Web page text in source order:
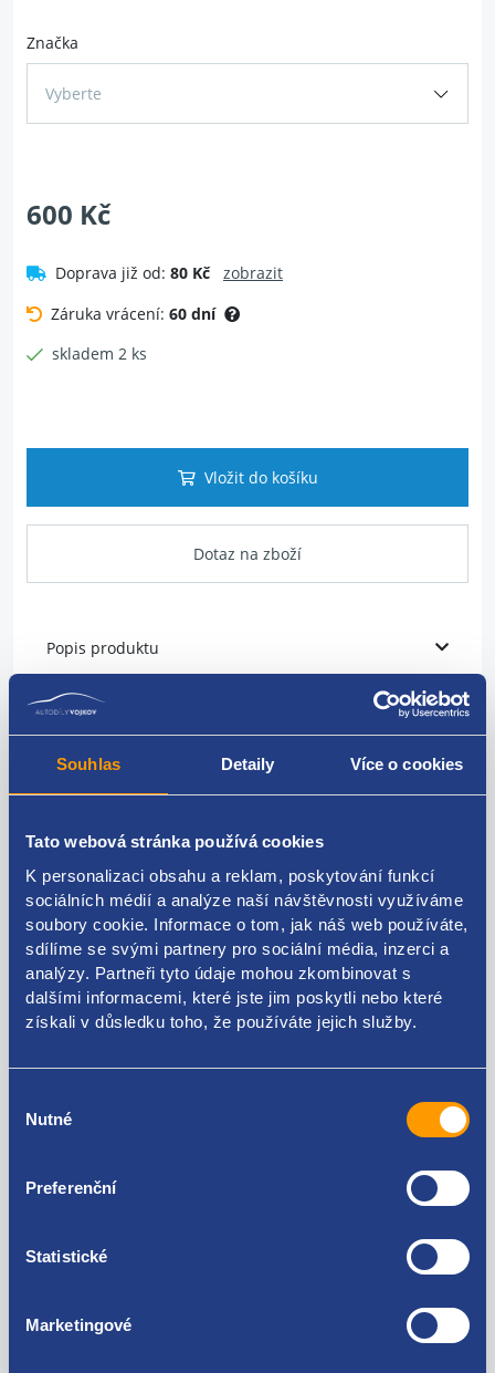
Souhlas Detaily Více o cookies
Tato webová stránka používá cookies
K personalizaci obsahu a reklam, poskytování funkcí
sociálních médií a analýze naší návštěvnosti využíváme
soubory cookie. Informace o tom, jak náš web používáte,
sdílíme se svými partnery pro sociální média, inzerci a
analýzy. Partneři tyto údaje mohou zkombinovat s
dalšími informacemi, které jste jim poskytli nebo které
získali v důsledku toho, že používáte jejich služby.
souhlasu
Nutné
Preferenční
Statistické
Marketingové
Značka
Vyberte
600 Kč
Doprava již od: 80 Kč
zobrazit
Záruka vrácení: 60 dní
skladem 2 ks
Vložit do košíku
Dotaz na zboží
Popis produktu
Středový tunel
Barva: 82V: černá titanová
5N1863243C
Kódy produktu
5N1863241BJ 5N1863243A 5N1863243B 5N1863243C
Volkswagen Tiguan I 2007-2018